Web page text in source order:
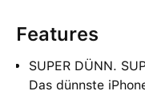
Features
SUPER DÜNN.
Das dünnste